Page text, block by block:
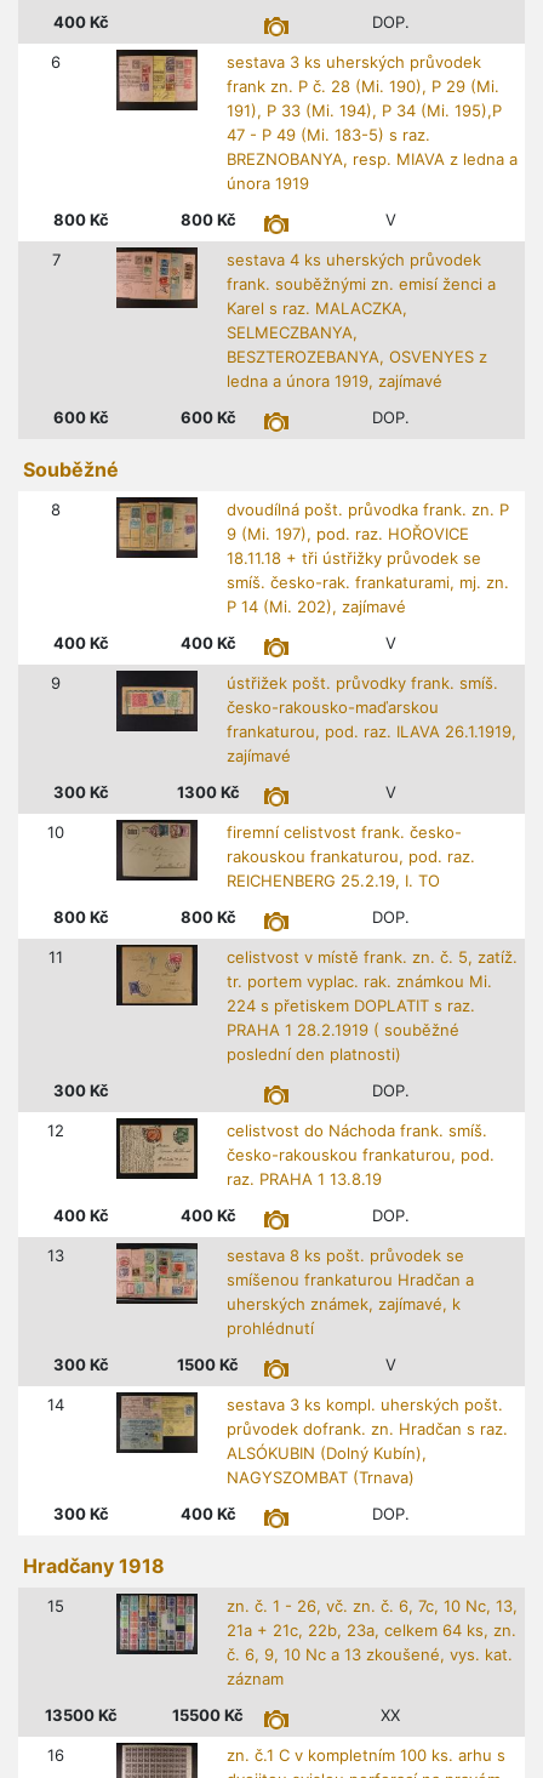
400 Kč DOP.
6
sestava 3 ks uherských průvodek
frank zn. P č. 28 (Mi. 190), P 29 (Mi.
191), P 33 (Mi. 194), P 34 (Mi. 195),P
47 - P 49 (Mi. 183-5) s raz.
BREZNOBANYA, resp. MIAVA z ledna a
února 1919
800 Kč 800 Kč V
7
sestava 4 ks uherských průvodek
frank. souběžnými zn. emisí ženci a
Karel s raz. MALACZKA,
SELMECZBANYA,
BESZTEROZEBANYA, OSVENYES z
ledna a února 1919, zajímavé
600 Kč 600 Kč DOP.
Souběžné
8
dvoudílná pošt. průvodka frank. zn. P
9 (Mi. 197), pod. raz. HOŘOVICE
18.11.18 + tři ústřižky průvodek se
smíš. česko-rak. frankaturami, mj. zn.
P 14 (Mi. 202), zajímavé
400 Kč 400 Kč V
9
ústřižek pošt. průvodky frank. smíš.
česko-rakousko-maďarskou
frankaturou, pod. raz. ILAVA 26.1.1919,
zajímavé
300 Kč 1300 Kč V
10
firemní celistvost frank. česko-
rakouskou frankaturou, pod. raz.
REICHENBERG 25.2.19, I. TO
800 Kč 800 Kč DOP.
11
celistvost v místě frank. zn. č. 5, zatíž.
tr. portem vyplac. rak. známkou Mi.
224 s přetiskem DOPLATIT s raz.
PRAHA 1 28.2.1919 ( souběžné
poslední den platnosti)
300 Kč DOP.
12
celistvost do Náchoda frank. smíš.
česko-rakouskou frankaturou, pod.
raz. PRAHA 1 13.8.19
400 Kč 400 Kč DOP.
13
sestava 8 ks pošt. průvodek se
smíšenou frankaturou Hradčan a
uherských známek, zajímavé, k
prohlédnutí
300 Kč 1500 Kč V
14
sestava 3 ks kompl. uherských pošt.
průvodek dofrank. zn. Hradčan s raz.
ALSÓKUBIN (Dolný Kubín),
NAGYSZOMBAT (Trnava)
300 Kč 400 Kč DOP.
Hradčany 1918
15
zn. č. 1 - 26, vč. zn. č. 6, 7c, 10 Nc, 13,
21a + 21c, 22b, 23a, celkem 64 ks, zn.
č. 6, 9, 10 Nc a 13 zkoušené, vys. kat.
záznam
13500 Kč 15500 Kč XX
16
zn. č.1 C v kompletním 100 ks. arhu s